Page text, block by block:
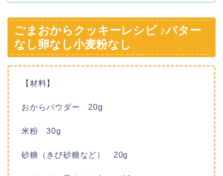
ごまおからクッキーレシピ ♪バター
なし卵なし小麦粉なし
【材料】
おからパウダー 20g
米粉 30g
砂糖（きび砂糖など） 20g